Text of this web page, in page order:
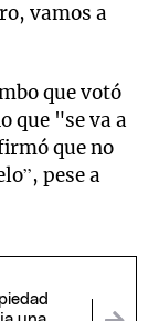
vamos a
que votó
que "se va a
que no
pese a